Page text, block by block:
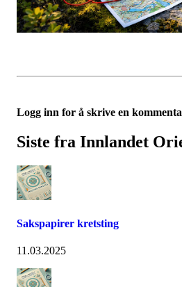
Logg inn for å skrive en
Siste fra Innlandet
Sakspapirer kretsting
11.03.2025